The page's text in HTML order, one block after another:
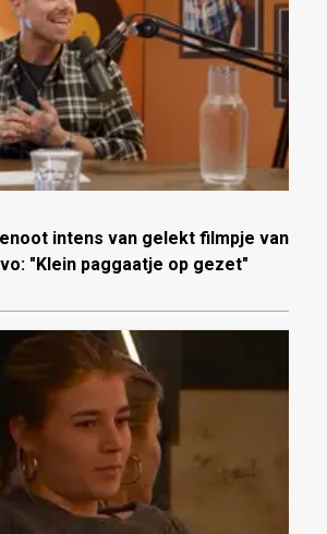
intens van gelekt filmpje van
"Klein paggaatje op gezet"